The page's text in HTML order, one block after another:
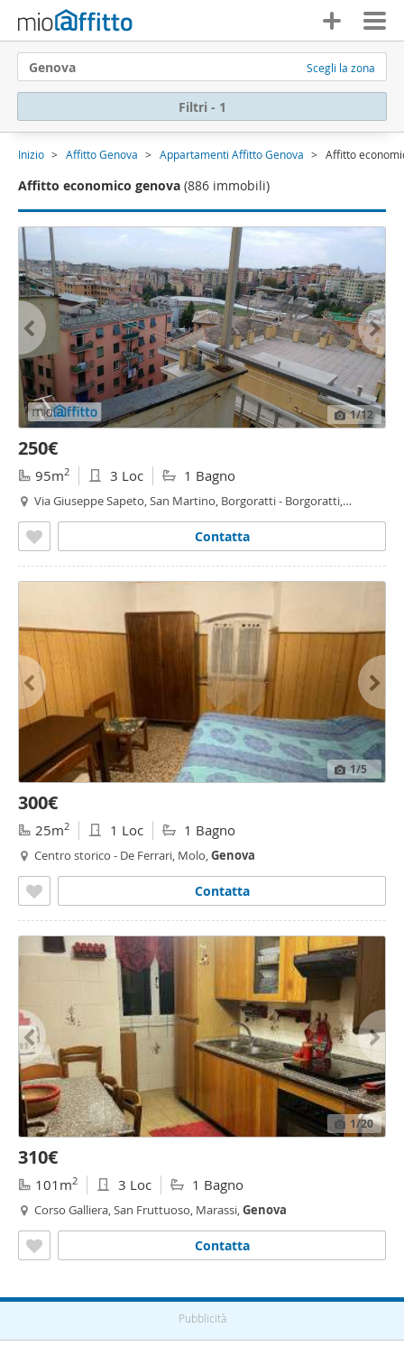
Genova Scegli la zona
Filtri - 1
Inizio Affitto Genova Appartamenti Affitto Genova Affitto
Affitto economico genova (886 immobili)
1/12
250€
95m2 3 Loc 1 Bagno
Via Giuseppe Sapeto, San Martino, Borgoratti - Borgoratti,
Contatta
1/5
300€
25m2 1 Loc 1 Bagno
Centro storico - De Ferrari, Molo,Genova
Contatta
1/20
310€
101m2 3 Loc 1 Bagno
Corso Galliera, San Fruttuoso, Marassi,Genova
Contatta
Pubblicità